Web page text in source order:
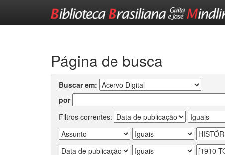
Página de busca
Buscar em:
por
Filtros correntes: